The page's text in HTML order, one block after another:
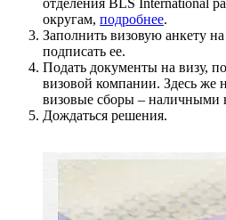
округам, подробнее.
Заполнить визовую анкету на
подписать ее.
Подать документы на визу,
визовой компании. Здесь же
визовые сборы – наличными
Дождаться решения.